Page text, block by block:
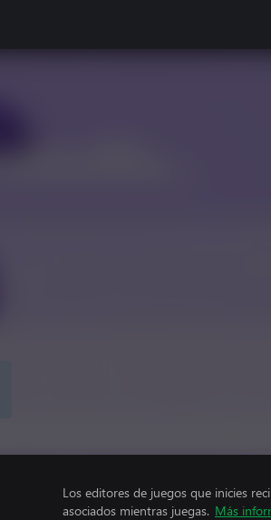
Los editores de juegos que inicies
asociados mientras juegas. Más